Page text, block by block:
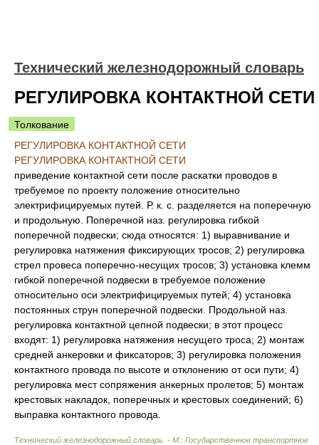
Технический железнодорожный словарь
РЕГУЛИРОВКА КОНТАКТНОЙ СЕТИ
Толкование
РЕГУЛИРОВКА КОНТАКТНОЙ СЕТИ
РЕГУЛИРОВКА КОНТАКТНОЙ СЕТИ
приведение контактной сети после раскатки проводов в
требуемое по проекту положение относительно
электрифицируемых путей. Р. к. с. разделяется на поперечную
и продольную. Поперечной наз. регулировка гибкой
поперечной подвески; сюда относятся: 1) выравнивание и
регулировка натяжения фиксирующих тросов; 2) регулировка
стрел провеса поперечно-несущих тросов; 3) установка клемм
гибкой поперечной подвески в требуемое положение
относительно оси электрифицируемых путей; 4) установка
постоянных струн поперечной подвески. Продольной наз.
регулировка контактной цепной подвески; в этот процесс
входят: 1) регулировка натяжения несущего троса; 2) монтаж
средней анкеровки и фиксаторов; 3) регулировка положения
контактного провода по высоте и отклонению от оси пути; 4)
регулировка мест сопряжения анкерных пролетов; 5) монтаж
крестовых накладок, поперечных и крестовых соединений; 6)
выправка контактного провода.
Технический железнодорожный словарь. - М.: Государственное транспортное